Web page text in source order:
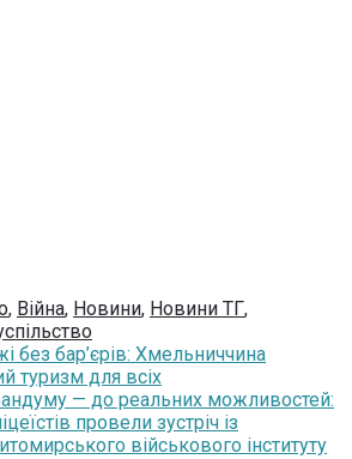
, Війна, Новини, Новини ТГ,
без бар’єрів: Хмельниччина
туризм для всіх
— до реальних можливостей:
провели зустріч із
військового інституту